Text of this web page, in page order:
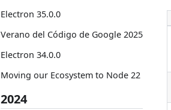
Electron 35.0.0
Verano del Código de Google 2025
Electron 34.0.0
Moving our Ecosystem to Node 22
2024